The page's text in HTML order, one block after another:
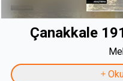
Çanakkale